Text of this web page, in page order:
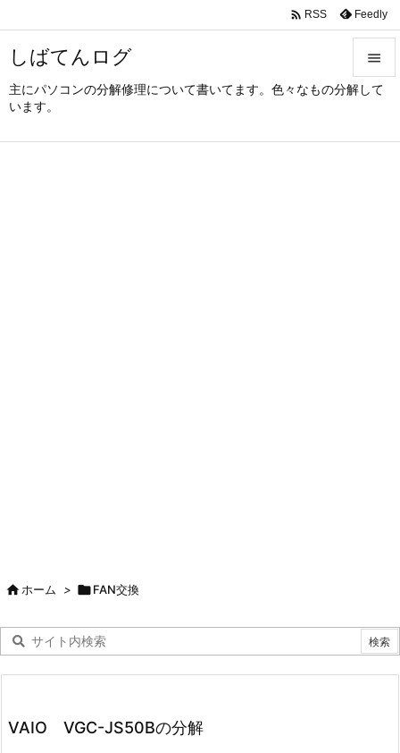
しばてんログ
主にパソコンの分解修理について書いてます。色々なもの分解して
います。



 RSS Feedly
ホーム > FAN交換
VAIO VGC-JS50Bの分解